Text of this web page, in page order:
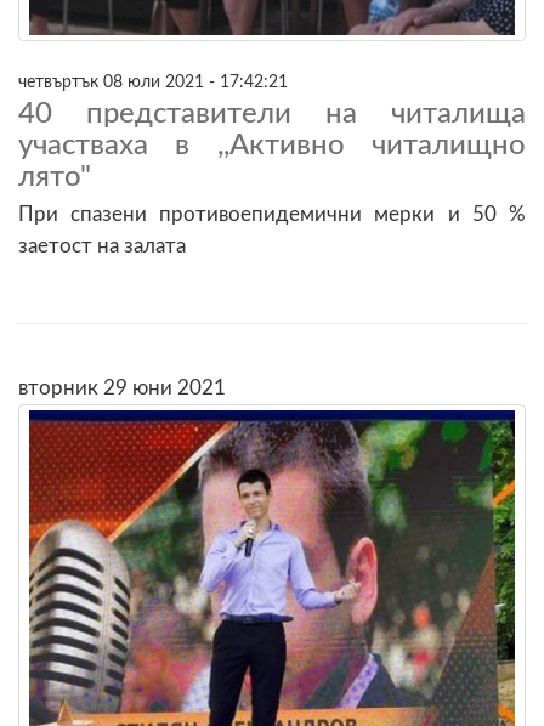
четвъртък 08 юли 2021 - 17:42:21
40 представители на читалища
участваха в ,,Активно читалищно
лято"
При спазени противоепидемични мерки и 50 %
заетост на залата
вторник 29 юни 2021